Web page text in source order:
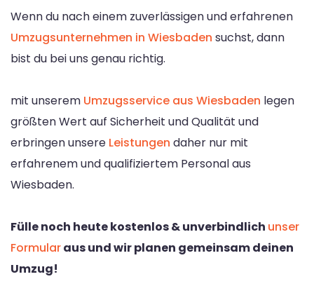
Wenn du nach einem zuverlässigen und erfahrenen
Umzugsunternehmen in Wiesbaden suchst, dann
bist du bei uns genau richtig.
mit unserem Umzugsservice aus Wiesbaden legen
größten Wert auf Sicherheit und Qualität und
erbringen unsere Leistungen daher nur mit
erfahrenem und qualifiziertem Personal aus
Wiesbaden.
Fülle noch heute kostenlos & unverbindlich unser
Formularaus und wir planen gemeinsam deinen
Umzug!